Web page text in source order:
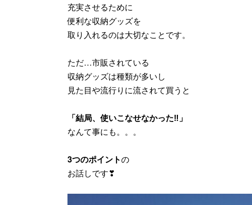
充実させるために
便利な収納グッズを
取り入れるのは大切なことです。
ただ…市販されている
収納グッズは種類が多いし
見た目や流行りに流されて買うと
「結局、使いこなせなかった‼」
なんて事にも。。。
3つのポイントの
お話しです❣